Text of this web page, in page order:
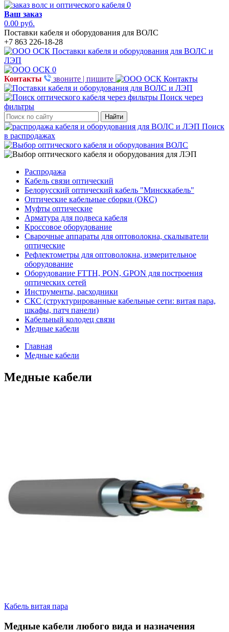
0
Ваш заказ
0.00 руб.
Поставки кабеля и оборудования для ВОЛС
+7 863 226-18-28
0
Контакты
звоните | пишите
Поиск через
фильтры
Найти
Поиск
в распродажах
Распродажа
Кабель связи оптический
Белорусский оптический кабель "Минсккабель"
Оптические кабельные сборки (ОКС)
Муфты оптические
Арматура для подвеса кабеля
Кроссовое оборудование
Сварочные аппараты для оптоволокна, скалыватели
оптические
Рефлектометры для оптоволокна, измерительное
оборудование
Оборудование FTTH, PON, GPON для построения
оптических сетей
Инструменты, расходники
СКС (структурированные кабельные сети: ​витая пара,
шкафы, патч панели)
Кабельный колодец связи
Медные кабели
Главная
Медные кабели
Медные кабели
Кабель витая пара
Медные кабели любого вида и назначения